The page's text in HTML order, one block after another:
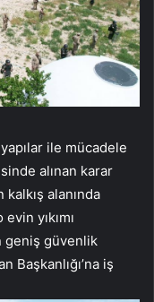
yapılar ile mücadele
alınan karar
alanında
yıkımı
geniş güvenlik
Başkanlığı’na iş